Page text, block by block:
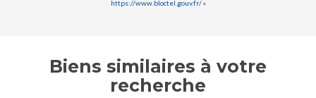
https://www.bloctel.gouv.fr/»
Biens similaires à votre
recherche